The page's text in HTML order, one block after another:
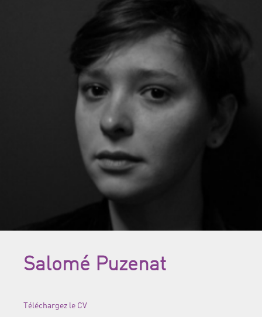
Salomé Puzenat
Téléchargez le CV